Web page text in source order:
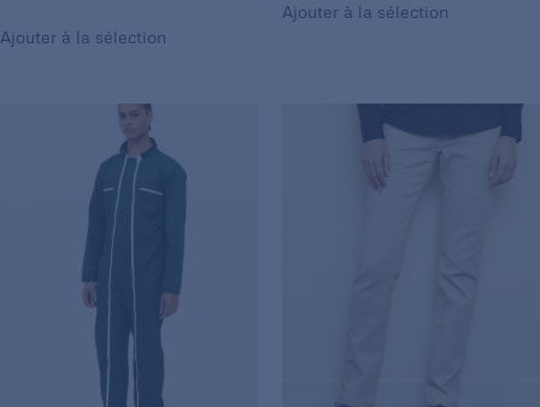
Ajouter à la sélection
Ajouter à la sélection